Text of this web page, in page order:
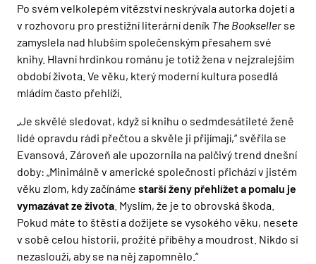
Po svém velkolepém vítězství neskrývala autorka dojetí a
v rozhovoru pro prestižní literární deník The Bookseller se
zamyslela nad hlubším společenským přesahem své
knihy. Hlavní hrdinkou románu je totiž žena v nejzralejším
období života. Ve věku, který moderní kultura posedlá
mládím často přehlíží.
„Je skvělé sledovat, když si knihu o sedmdesátileté ženě
lidé opravdu rádi přečtou a skvěle ji přijímají,“ svěřila se
Evansová. Zároveň ale upozornila na palčivý trend dnešní
doby: „Minimálně v americké společnosti přichází v jistém
věku zlom, kdy začínáme starší ženy přehlížet a pomalu je
vymazávat ze života . Myslím, že je to obrovská škoda.
Pokud máte to štěstí a dožijete se vysokého věku, nesete
v sobě celou historii, prožité příběhy a moudrost. Nikdo si
nezaslouží, aby se na něj zapomnělo.“